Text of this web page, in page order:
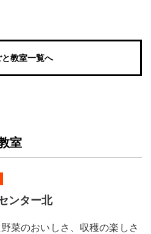
教室一覧へ
室
ンター北
菜のおいしさ、収穫の楽しさ